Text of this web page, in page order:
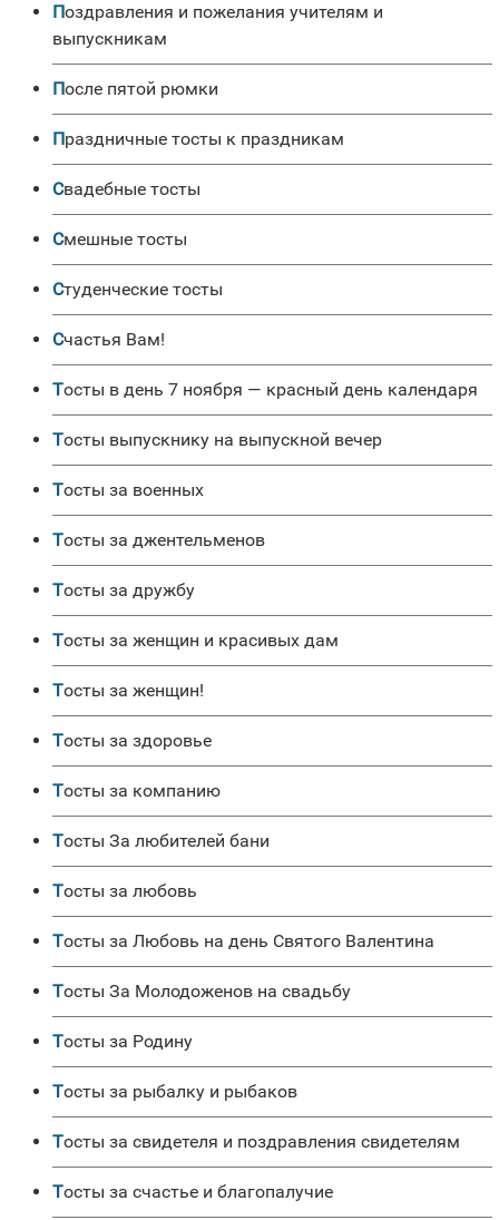
Поздравления и пожелания учителям и
выпускникам
После пятой рюмки
Праздничные тосты к праздникам
Свадебные тосты
Смешные тосты
Студенческие тосты
Счастья Вам!
Тосты в день 7 ноября — красный день календаря
Тосты выпускнику на выпускной вечер
Тосты за военных
Тосты за джентельменов
Тосты за дружбу
Тосты за женщин и красивых дам
Тосты за женщин!
Тосты за здоровье
Тосты за компанию
Тосты За любителей бани
Тосты за любовь
Тосты за Любовь на день Святого Валентина
Тосты За Молодоженов на свадьбу
Тосты за Родину
Тосты за рыбалку и рыбаков
Тосты за свидетеля и поздравления свидетелям
Тосты за счастье и благопалучие